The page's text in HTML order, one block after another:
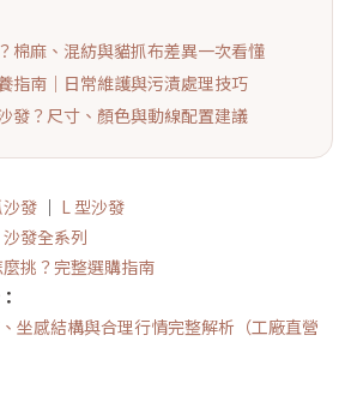
棉麻、混紡與貓抓布差異一次看懂
指南｜日常維護與污漬處理技巧
發？尺寸、顏色與動線配置建議
發 ｜ L 型沙發
沙發全系列
挑？完整選購指南
坐感結構與合理行情完整解析（工廠直營